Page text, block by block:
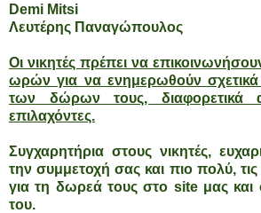
Demi Mitsi
Λευτέρης Παναγώπουλος
Οι νικητές πρέπει να
ωρών για να ενημερωθούν
των δώρων τους, διαφορετικά
επιλαχόντες.
Συγχαρητήρια στους νικητές,
την συμμετοχή σας και πιο πολύ,
για τη δωρεά τους στο site μας και
του.